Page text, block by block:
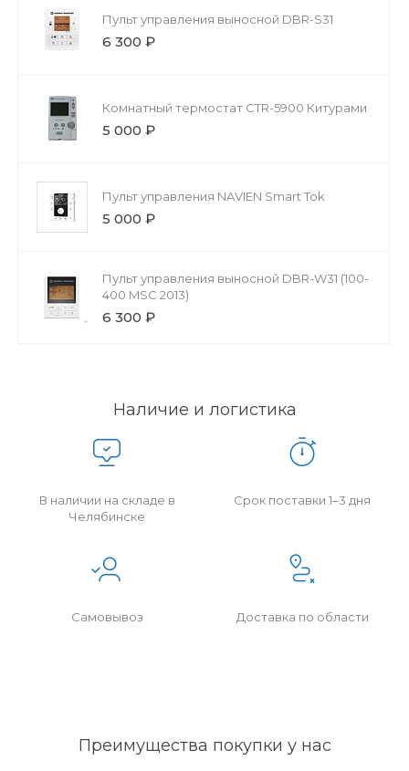
Пульт управления выносной DBR-S31
6 300 ₽
Комнатный термостат CTR-5900 Китурами
5 000 ₽
Пульт управления NAVIEN Smart Tok
5 000 ₽
Пульт управления выносной DBR-W31 (100-
400 MSC 2013)
6 300 ₽
Наличие и логистика
В наличии на складе в
Челябинске
Срок поставки 1–3 дня
Самовывоз Доставка по области
Преимущества покупки у нас